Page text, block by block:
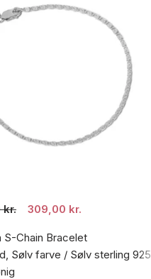
kr. 309,00 kr.
S-Chain Bracelet
Sølv farve / Sølv sterling 925